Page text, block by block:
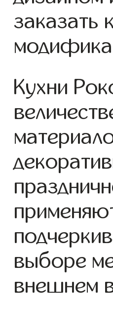
заказать
Кухни
выборе
внешнем